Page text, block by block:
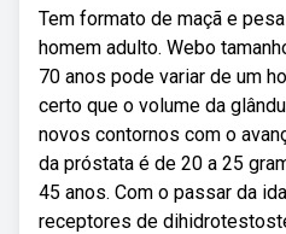
Tem formato de maçã e
homem adulto. Webo
70 anos pode variar de um
certo que o volume da
novos contornos com o
da próstata é de 20 a 25
45 anos. Com o passar da
receptores de